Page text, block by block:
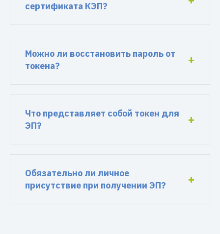
сертификата КЭП?
Можно ли восстановить пароль от
токена?
Что представляет собой токен для
ЭП?
Обязательно ли личное
присутствие при получении ЭП?